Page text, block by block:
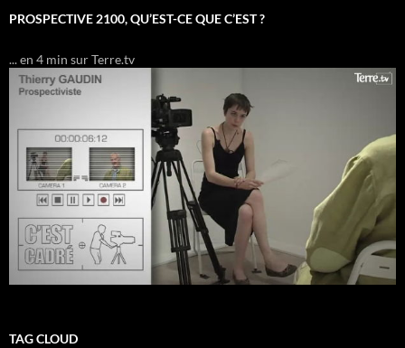
PROSPECTIVE 2100, QU’EST-CE QUE C’EST ?
... en 4 min sur Terre.tv
TAG CLOUD